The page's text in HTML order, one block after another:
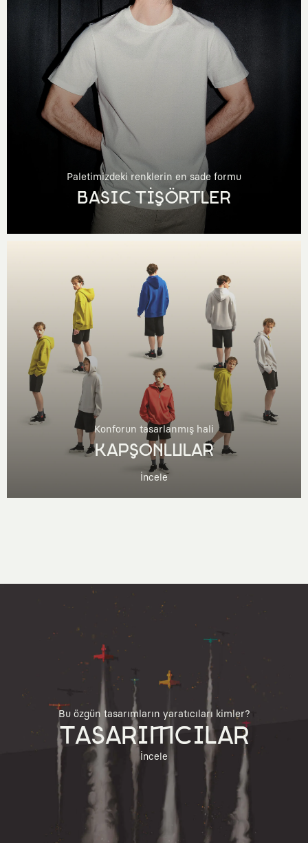
Paletimizdeki renklerin en sade formu
BASIC TİŞÖRTLER
Konforun tasarlanmış hali
KAPŞONLULAR
İncele
Bu özgün tasarımların yaratıcıları kimler?
TASARIMCILAR
İncele